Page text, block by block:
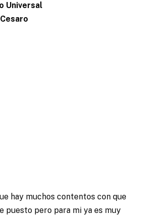
Universal
hay muchos contentos con que
puesto pero para mi ya es muy